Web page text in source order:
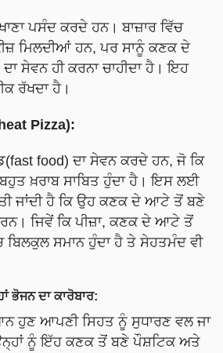
ਪਸੰਦ ਕਰਦੇ ਹਨ। ਬਾਜ਼ਾਰ ਵਿੱਚ
ਮਿਲਦੀਆਂ ਹਨ, ਪਰ ਸਾਨੂੰ ਕਣਕ ਦੇ
ਸੇਵਨ ਹੀ ਕਰਨਾ ਚਾਹੀਦਾ ਹੈ। ਇਹ
ਰੱਖਦਾ ਹੈ।
Pizza):
food) ਦਾ ਸੇਵਨ ਕਰਦੇ ਹਨ, ਜੋ ਕਿ
ਖ਼ਰਾਬ ਸਾਬਿਤ ਹੁੰਦਾ ਹੈ। ਇਸ ਲਈ
ਜਾਂਦੀ ਹੈ ਕਿ ਉਹ ਕਣਕ ਦੇ ਆਟੇ ਤੋਂ ਬਣੇ
ਜਿਵੇਂ ਕਿ ਪੀਜ਼ਾ, ਕਣਕ ਦੇ ਆਟੇ ਤੋਂ
ਬਿਲਕੁਲ ਸਮਾਨ ਹੁੰਦਾ ਹੈ ਤੇ ਸੇਹਤਮੰਦ ਵੀ
ਦਾ ਕਾਰੋਬਾਰ:
ਹੁਣ ਆਪਣੀ ਸਿਹਤ ਨੂੰ ਸੁਧਾਰਣ ਵਲ ਜਾ
ਨੂੰ ਇੱਹ ਕਣਕ ਤੋਂ ਬਣੇ ਪੌਸ਼ਟਿਕ ਅਤੇ